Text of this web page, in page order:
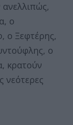
ο
ο Ξεφτέρης,
ο
κρατούν
νεότερες